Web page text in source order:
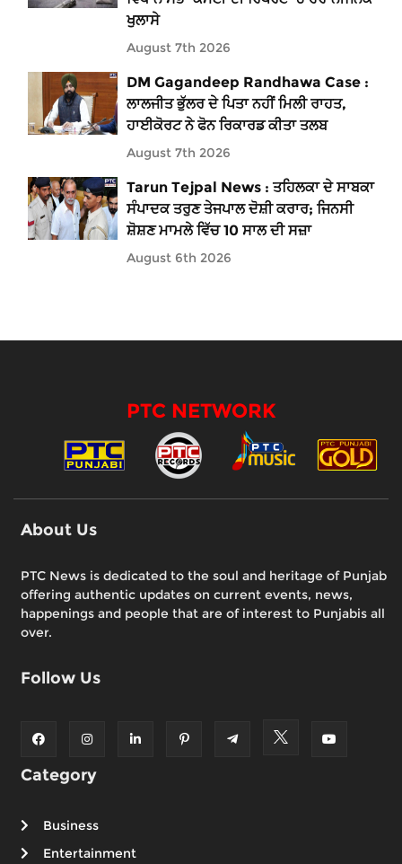
ਖੁਲਾਸੇ
August 7th 2026
DM Gagandeep Randhawa Case :
ਲਾਲਜੀਤ ਭੁੱਲਰ ਦੇ ਪਿਤਾ ਨਹੀਂ ਮਿਲੀ ਰਾਹਤ,
ਹਾਈਕੋਰਟ ਨੇ ਫੋਨ ਰਿਕਾਰਡ ਕੀਤਾ ਤਲਬ
August 7th 2026
Tarun Tejpal News : ਤਹਿਲਕਾ ਦੇ ਸਾਬਕਾ
ਸੰਪਾਦਕ ਤਰੁਣ ਤੇਜਪਾਲ ਦੋਸ਼ੀ ਕਰਾਰ; ਜਿਨਸੀ
ਸ਼ੋਸ਼ਣ ਮਾਮਲੇ ਵਿੱਚ 10 ਸਾਲ ਦੀ ਸਜ਼ਾ
August 6th 2026
PTC NETWORK
About Us
PTC News is dedicated to the soul and heritage of Punjab
offering authentic updates on current events, news,
happenings and people that are of interest to Punjabis all
over.
Follow Us
Category
Business
Entertainment